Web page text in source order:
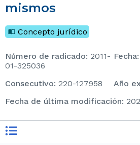
mismos
Concepto jurídico
Número de radicado: 2011-
01-325036
Fecha:
consecutivo: 220-127958 Año
Fecha de última modificación: